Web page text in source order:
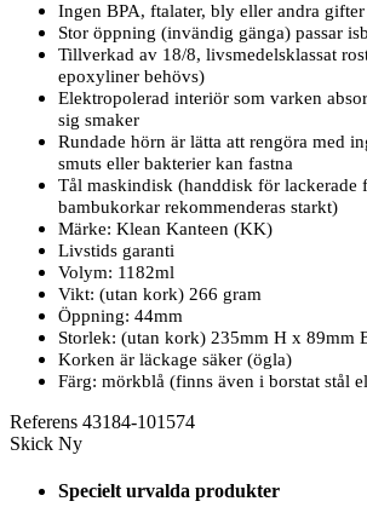
Ingen BPA, ftalater, bly eller andra gifter
Stor öppning (invändig gänga) passar
Tillverkad av 18/8, livsmedelsklassat
epoxyliner behövs)
Elektropolerad interiör som varken
sig smaker
Rundade hörn är lätta att rengöra med
smuts eller bakterier kan fastna
Tål maskindisk (handdisk för lackerade
bambukorkar rekommenderas starkt)
Märke: Klean Kanteen (KK)
Livstids garanti
Volym: 1182ml
Vikt: (utan kork) 266 gram
Öppning: 44mm
Storlek: (utan kork) 235mm H x 89mm
Korken är läckage säker (ögla)
Färg: mörkblå (finns även i borstat stål
Referens 43184-101574
Skick Ny
Specielt urvalda produkter